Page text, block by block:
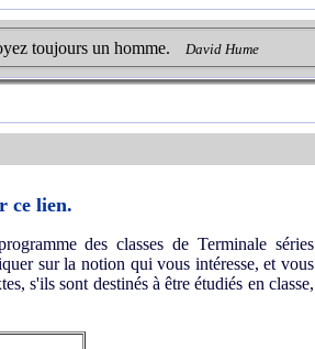
toujours un homme. David Hume
ce lien.
des classes de Terminale séries
sur la notion qui vous intéresse, et vous
s'ils sont destinés à être étudiés en classe,